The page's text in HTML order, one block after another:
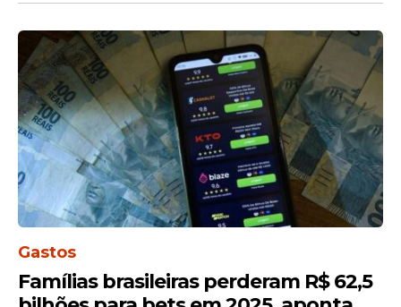
Procurado pelo Estadão, o ministro
confirmou a viagem e afirmou que foi
convidado para o aniversário da advogada
Camilla Ewerton Ramos, mulher do
Tribunal Regional Federal da 1.ª Região
(TRF-1).
Gastos
Famílias brasileiras perderam R$ 62,5